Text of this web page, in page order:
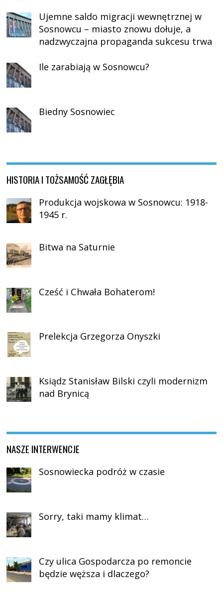
Ujemne saldo migracji wewnętrznej w
Sosnowcu – miasto znowu dołuje, a
nadzwyczajna propaganda sukcesu trwa
Ile zarabiają w Sosnowcu?
Biedny Sosnowiec
HISTORIA I TOŻSAMOŚĆ ZAGŁĘBIA
Produkcja wojskowa w Sosnowcu: 1918-
1945 r.
Bitwa na Saturnie
Cześć i Chwała Bohaterom!
Prelekcja Grzegorza Onyszki
Ksiądz Stanisław Bilski czyli modernizm
nad Brynicą
NASZE INTERWENCJE
Sosnowiecka podróż w czasie
Sorry, taki mamy klimat…
Czy ulica Gospodarcza po remoncie
będzie węższa i dlaczego?